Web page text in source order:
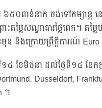
៦៥០ពាន់នាក់ ចង់ទៅកម្សាន្ត
ម្លៃសណ្ឋាគារថ្លៃពេក។ តម្ល
និងក្រោយព្រឹត្តិការណ៍
៤ ខែមិថុនា ដល់ថ្ងៃទី១៤ ខែក
Dusseldorf,
។